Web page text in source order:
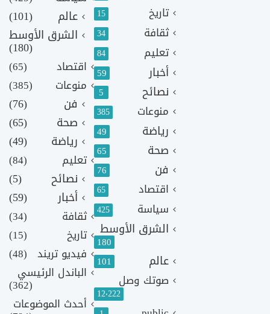
تاريخ 15
ثقافة 34
تعليم 84
أخبار 59
نصائح 5
منوعات 385
رياضة 49
صحة 65
فن 76
اقتصاد 65
سياسة 425
الشرق الأوسط
180
عالم 101
صوتك وصل
12٬222
عالم
(101)
الشرق الأوسط
(180)
اقتصاد
(65)
منوعات
(385)
فن
(76)
صحة
(65)
رياضة
(49)
تعليم (84)
نصائح
(5)
أخبار
(59)
ثقافة
(34)
تاريخ
(15)
فيديو تريند (48)
الباندل الرئيسي
(362)
أحدث الموضوعات